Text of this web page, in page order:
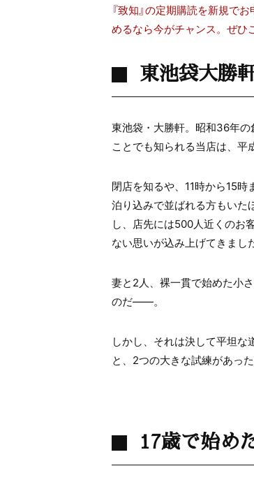
『致知』の定期購読を新規で
めるなら今がチャンス。ぜひ
東池袋大勝
東池袋・大勝軒。昭和36年の
ことでも知られる当店は、平
閉店を知るや、11時から15
泊り込みで並ばれる方もいた
し、店先には500人近くのお
ない思いが込み上げてきまし
妻と2人、裸一貫で始めた小
のだ――。
しかし、それは決して平坦
と、2つの大きな試練があった
17歳で始め